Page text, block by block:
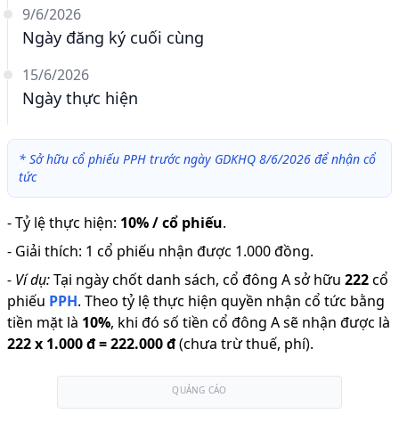
9/6/2026
Ngày đăng ký cuối cùng
15/6/2026
Ngày thực hiện
* Sở hữu cổ phiếu PPH trước ngày GDKHQ 8/6/2026 để nhận cổ
tức
-Tỷ lệ thực hiện: 10% / cổ phiếu.
- Giải thích: 1 cổ phiếu nhận được 1.000 đồng.
- Ví dụ:Tại ngày chốt danh sách, cổ đông A sở hữu 222cổ
phiếu PPH. Theo tỷ lệ thực hiện quyền nhận cổ tức bằng
tiền mặt là 10%, khi đó số tiền cổ đông A sẽ nhận được là
222x 1.000 đ=222.000 đ(chưa trừ thuế, phí).
QUẢNG CÁO